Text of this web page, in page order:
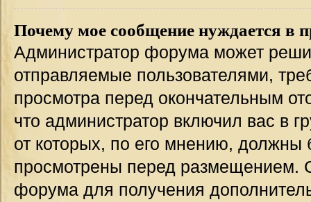
Почему мое сообщение нуждается в
Администратор форума может
отправляемые пользователями,
просмотра перед окончательным
что администратор включил вас в
от которых, по его мнению, должны
просмотрены перед размещением.
форума для получения